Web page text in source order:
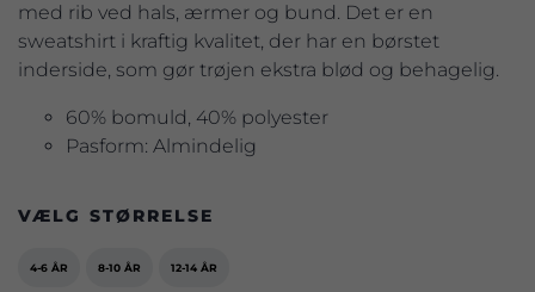
med rib ved hals, ærmer og bund. Det er en
sweatshirt i kraftig kvalitet, der har en børstet
inderside, som gør trøjen ekstra blød og behagelig.
60% bomuld, 40% polyester
Pasform: Almindelig
VÆLG STØRRELSE
4-6 ÅR 8-10 ÅR 12-14 ÅR